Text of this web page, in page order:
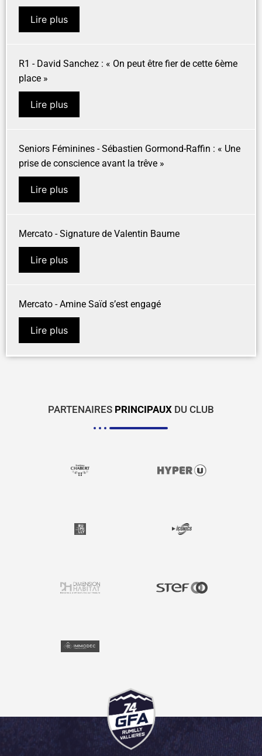
Lire plus
R1 - David Sanchez : « On peut être fier de cette 6ème
place »
Lire plus
Seniors Féminines - Sébastien Gormond-Raffin : « Une
prise de conscience avant la trêve »
Lire plus
Mercato - Signature de Valentin Baume
Lire plus
Mercato - Amine Saïd s’est engagé
Lire plus
PARTENAIRES PRINCIPAUX DU CLUB